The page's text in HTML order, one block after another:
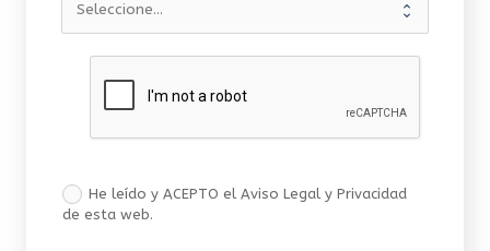
He leído y ACEPTO el Aviso Legal y Privacidad
de esta web.